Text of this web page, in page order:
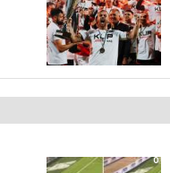
0